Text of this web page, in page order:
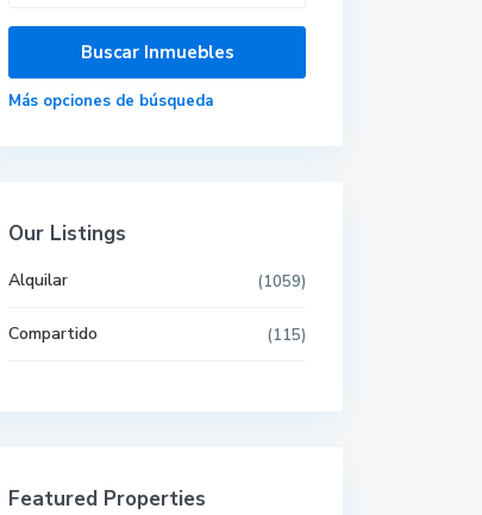
Más opciones de búsqueda
Our Listings
Alquilar (1059)
Compartido (115)
Featured Properties